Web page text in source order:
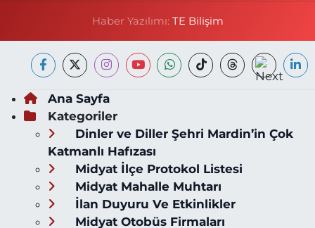
Haber Yazılımı: TE Bilişim
Ana Sayfa
Kategoriler
Dinler ve Diller Şehri Mardin’in Çok
Katmanlı Hafızası
Midyat İlçe Protokol Listesi
Midyat Mahalle Muhtarı
İlan Duyuru Ve Etkinlikler
Midyat Otobüs Firmaları